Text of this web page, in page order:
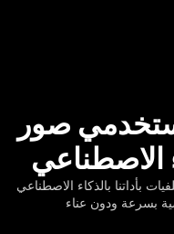
صور
الاصطناعي
بأداتنا بالذكاء الاصطناعي